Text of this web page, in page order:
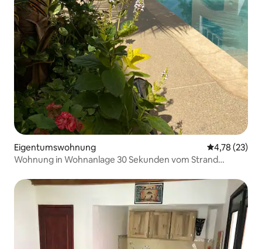
Eigentumswohnung
4,78 (23)
Wohnung in Wohnanlage 30 Sekunden vom Strand